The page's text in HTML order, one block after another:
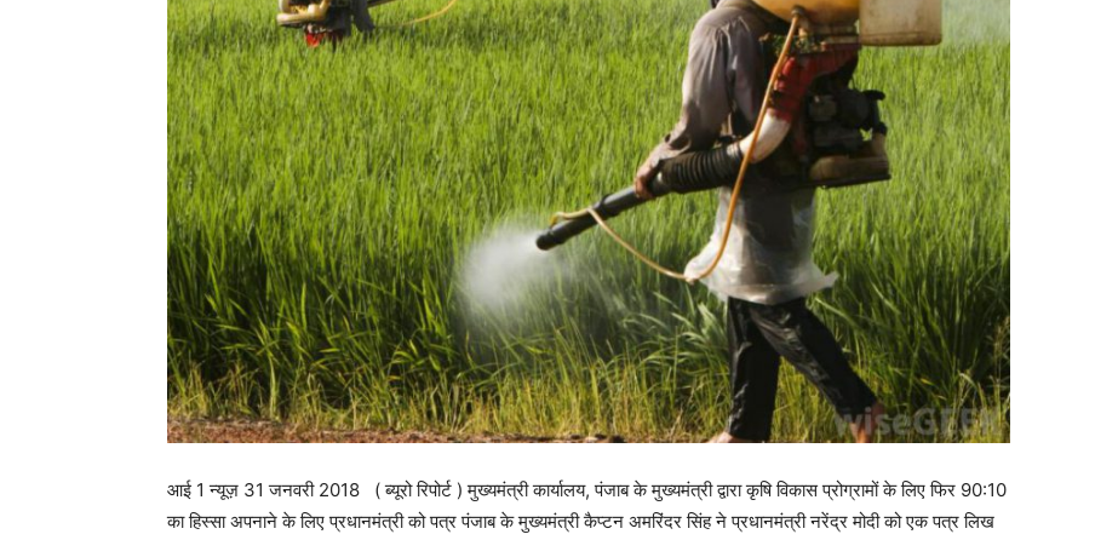
आई 1 न्यूज़ 31 जनवरी 2018 ( ब्यूरो रिपोर्ट ) मुख्यमंत्री कार्यालय, पंजाब के मुख्यमंत्री द्वारा कृषि विकास प्रोग्रामों के लिए फिर 90:10
का हिस्सा अपनाने के लिए प्रधानमंत्री को पत्र पंजाब के मुख्यमंत्री कैप्टन अमरिंदर सिंह ने प्रधानमंत्री नरेंद्र मोदी को एक पत्र लिख